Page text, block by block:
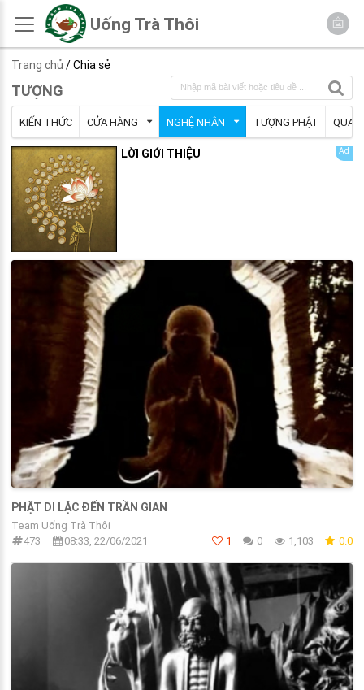
Uống Trà Thôi
Trang chủ / Chia sẻ
TƯỢNG
KIẾN THỨC CỬA HÀNG NGHỆ NHÂN TƯỢNG PHẬT
LỜI GIỚI THIỆU
PHẬT DI LẶC ĐẾN TRẦN GIAN
Team Uống Trà Thôi
473
08:33, 22/06/2021 1 0 1,103 0.0